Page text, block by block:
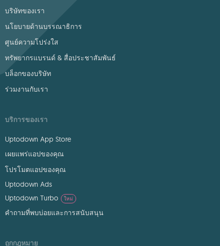
บริษัทของเรา
นโยบายด้านบรรณาธิการ
ศูนย์ความโปร่งใส
ทรัพยากรแบรนด์ & สื่อประชาสัมพันธ์
บล็อกของบริษัท
ร่วมงานกับเรา
บริการของเรา
Uptodown App Store
เผยแพร่แอปของคุณ
โปรโมตแอปของคุณ
Uptodown Ads
Uptodown Turbo
ใหม่
คำถามที่พบบ่อยและการสนับสนุน
ถูกกฎหมาย